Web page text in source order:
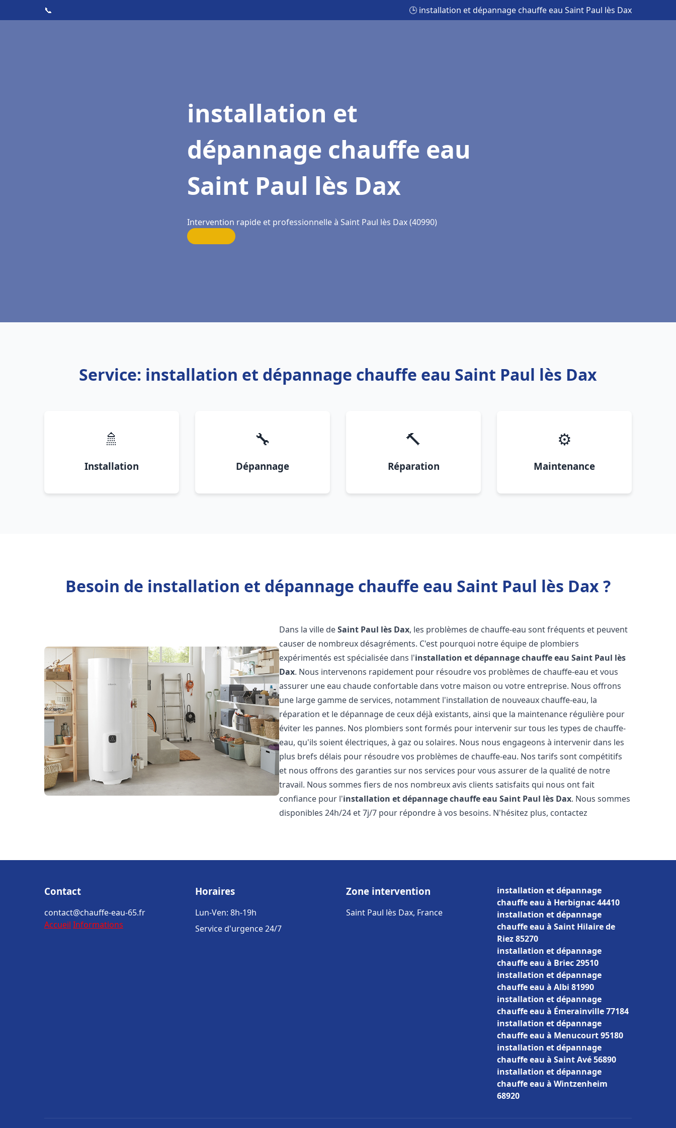
📞 🕒 installation et dépannage chauffe eau Saint Paul lès Dax
installation et
dépannage chauffe eau
Saint Paul lès Dax
Intervention rapide et professionnelle à Saint Paul lès Dax (40990)
Service: installation et dépannage chauffe eau Saint Paul lès Dax
🚿
Installation
🔧
Dépannage
🔨
Réparation
⚙️
Maintenance
Besoin de installation et dépannage chauffe eau Saint Paul lès Dax ?
Dans la ville deSaint Paul lès Dax, les problèmes de chauffe-eau sont fréquents et peuvent
causer de nombreux désagréments. C'est pourquoi notre équipe de plombiers
expérimentés est spécialisée dans l'installation et dépannage chauffe eau Saint Paul lès
Dax. Nous intervenons rapidement pour résoudre vos problèmes de chauffe-eau et vous
assurer une eau chaude confortable dans votre maison ou votre entreprise. Nous offrons
une large gamme de services, notamment l'installation de nouveaux chauffe-eau, la
réparation et le dépannage de ceux déjà existants, ainsi que la maintenance régulière pour
éviter les pannes. Nos plombiers sont formés pour intervenir sur tous les types de chauffe-
eau, qu'ils soient électriques, à gaz ou solaires. Nous nous engageons à intervenir dans les
plus brefs délais pour résoudre vos problèmes de chauffe-eau. Nos tarifs sont compétitifs
et nous offrons des garanties sur nos services pour vous assurer de la qualité de notre
travail. Nous sommes fiers de nos nombreux avis clients satisfaits qui nous ont fait
confiance pour l'installation et dépannage chauffe eau Saint Paul lès Dax. Nous sommes
disponibles 24h/24 et 7j/7 pour répondre à vos besoins. N'hésitez plus, contactez
Contact
contact@chauffe-eau-65.fr
Accueil Informations
Horaires
Lun-Ven: 8h-19h
Service d'urgence 24/7
Zone intervention
Saint Paul lès Dax, France
installation et dépannage
chauffe eau à Herbignac 44410
installation et dépannage
chauffe eau à Saint Hilaire de
Riez 85270
installation et dépannage
chauffe eau à Briec 29510
installation et dépannage
chauffe eau à Albi 81990
installation et dépannage
chauffe eau à Émerainville 77184
installation et dépannage
chauffe eau à Menucourt 95180
installation et dépannage
chauffe eau à Saint Avé 56890
installation et dépannage
chauffe eau à Wintzenheim
68920